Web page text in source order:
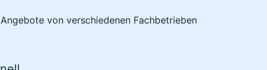
von verschiedenen Fachbetrieben